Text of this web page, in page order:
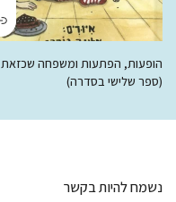
הופעות, הפתעות ומשפחה שכזאת
(ספר שלישי בסדרה)
נשמח להיות בקשר